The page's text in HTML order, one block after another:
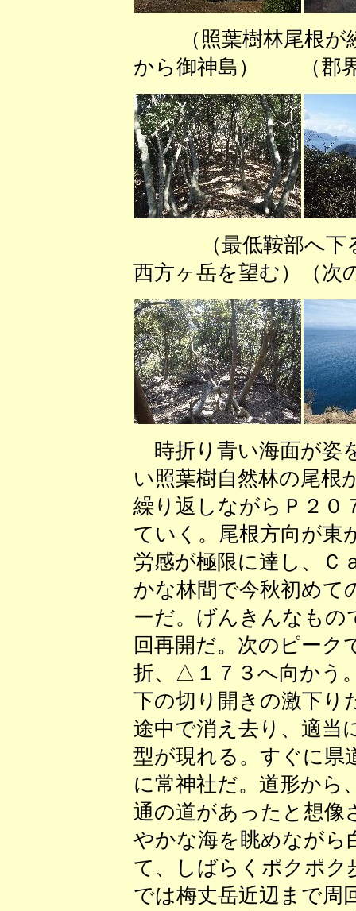
（照葉樹林尾根
から御神島） （郡界
（最低鞍部へ
西方ヶ岳を望む）（次
時折り青い海面が姿
い照葉樹自然林の尾根
繰り返しながらＰ２０
ていく。尾根方向が東
労感が極限に達し、Ｃ
かな林間で今秋初めて
ーだ。げんきんなもの
回再開だ。次のピーク
折、△１７３へ向かう
下の切り開きの激下り
途中で消え去り、適当
型が現れる。すぐに県
に常神社だ。道形から
通の道があったと想像
やかな海を眺めながら
て、しばらくポクポク
では梅丈岳近辺まで周